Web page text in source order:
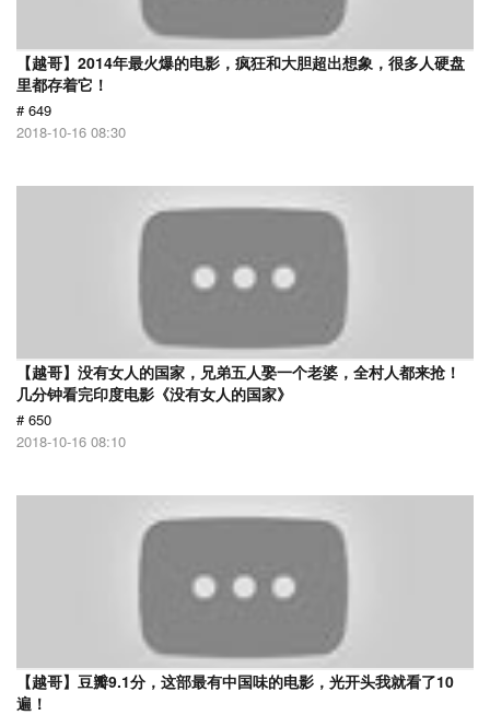
【越哥】2014年最火爆的电影，疯狂和大胆超出想象，很多人硬盘
里都存着它！
# 649
2018-10-16 08:30
【越哥】没有女人的国家，兄弟五人娶一个老婆，全村人都来抢！
几分钟看完印度电影《没有女人的国家》
# 650
2018-10-16 08:10
【越哥】豆瓣9.1分，这部最有中国味的电影，光开头我就看了10
遍！